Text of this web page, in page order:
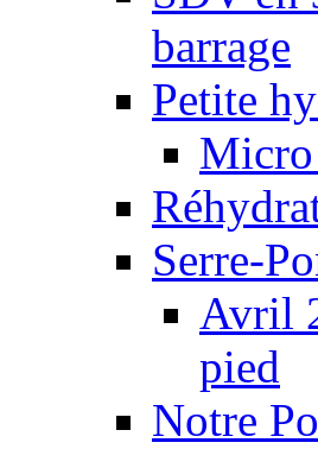
barrage
Petite
Micro
Serre-
Avril
pied
Notre